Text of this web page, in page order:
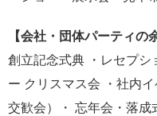
【会社・団体パーティの
創立記念式典 ・レセプシ
ー クリスマス会 ・社内
交歓会）・ 忘年会・落成